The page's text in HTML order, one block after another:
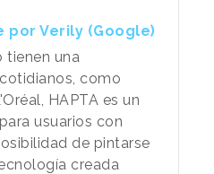
por Verily (Google)
tienen una
como
HAPTA es un
usuarios con
de pintarse
creada